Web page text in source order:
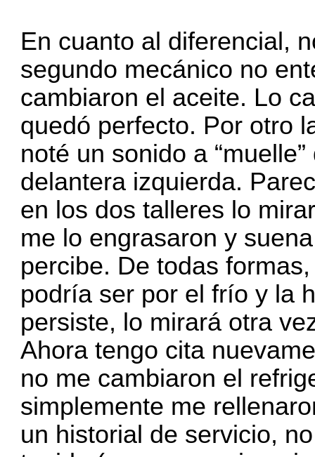
En cuanto al diferencial,
segundo mecánico no
cambiaron el aceite. Lo
quedó perfecto. Por otro
noté un sonido a
delantera izquierda.
en los dos talleres lo
me lo engrasaron y
percibe. De todas
podría ser por el frío y la
persiste, lo mirará otra
Ahora tengo cita
no me cambiaron el
simplemente me
un historial de servicio,